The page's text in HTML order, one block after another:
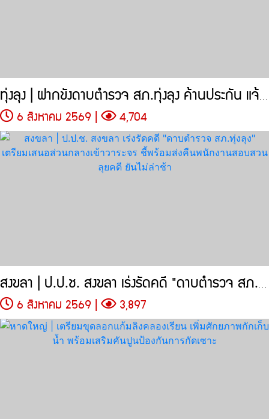
ทุ่งลุง | ฝากขังดาบตำรวจ สภ.ทุ่งลุง ค้านประกัน แจ้งข้อหาเพิ่ม
6 สิงหาคม 2569 | 4,704
สงขลา | ป.ป.ช. สงขลา เร่งรัดคดี "ดาบตำรวจ สภ.ทุ่งลุง"
6 สิงหาคม 2569 | 3,897